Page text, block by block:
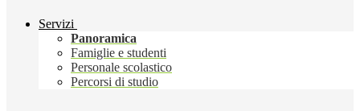
Servizi
Panoramica
Famiglie e studenti
Personale scolastico
Percorsi di studio